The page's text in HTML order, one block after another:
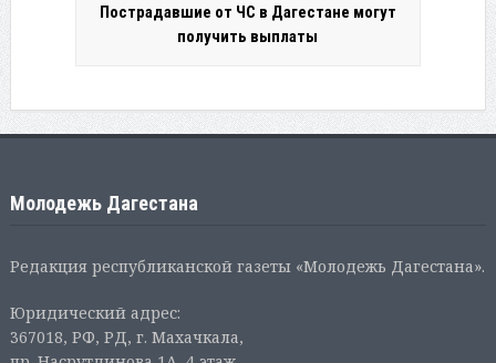
Пострадавшие от ЧС в Дагестане могут
получить выплаты
Молодежь Дагестана
Редакция республиканской газеты «Молодежь Дагестана».
Юридический адрес:
367018, РФ, РД, г. Махачкала,